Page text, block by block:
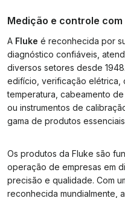
Medição e controle com
A Fluke é reconhecida por
diagnóstico confiáveis,
diversos setores desde
edifício, verificação elétrica,
temperatura, cabeamento
ou instrumentos de
gama de produtos
Os produtos da Fluke são
operação de empresas em
precisão e qualidade. Com
reconhecida mundialmente,